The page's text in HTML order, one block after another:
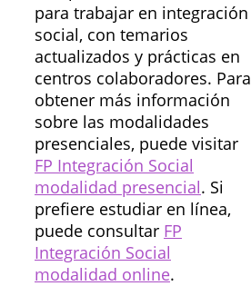
para trabajar en integración
social, con temarios
actualizados y prácticas en
centros colaboradores. Para
obtener más información
sobre las modalidades
presenciales, puede visitar
FP Integración Social
modalidad presencial. Si
prefiere estudiar en línea,
puede consultar FP
Integración Social
modalidad online.